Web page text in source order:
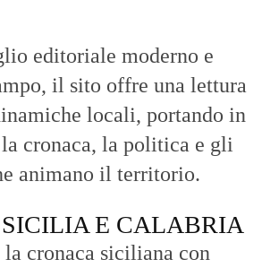
editoriale moderno e
il sito offre una lettura
locali, portando in
cronaca, la politica e gli
animano il territorio.
E CALABRIA
la cronaca siciliana con